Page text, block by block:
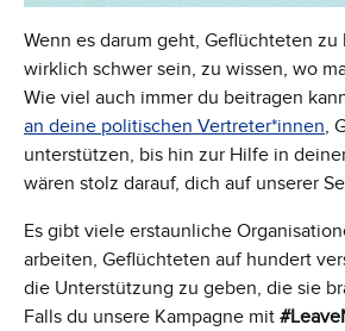
Wenn es darum geht, Geflüchteten
wirklich schwer sein, zu wissen, wo
Wie viel auch immer du beitragen
an deine politischen Vertreter*innen,
unterstützen, bis hin zur Hilfe in
wären stolz darauf, dich auf unserer
Es gibt viele erstaunliche
arbeiten, Geflüchteten auf hundert
die Unterstützung zu geben, die sie
Falls du unsere Kampagne mit